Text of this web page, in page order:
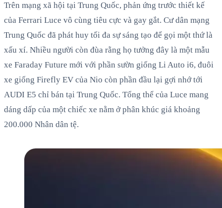
Trên mạng xã hội tại Trung Quốc, phản ứng trước thiết kế
của Ferrari Luce vô cùng tiêu cực và gay gắt. Cư dân mạng
Trung Quốc đã phát huy tối đa sự sáng tạo để gọi một thứ là
xấu xí. Nhiều người còn đùa rằng họ tưởng đây là một mẫu
xe Faraday Future mới với phần sườn giống Li Auto i6, đuôi
xe giống Firefly EV của Nio còn phần đầu lại gợi nhớ tới
AUDI E5 chỉ bán tại Trung Quốc. Tổng thể của Luce mang
dáng dấp của một chiếc xe nằm ở phân khúc giá khoảng
200.000 Nhân dân tệ.